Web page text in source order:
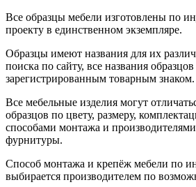
Все образцы мебели изготовлены по
проекту в единственном экземпляре.
Образцы имеют названия для их
поиска по сайту, все названия
зарегистрированным товарным знаком.
Все мебельные изделия могут
образцов по цвету, размеру,
способами монтажа и
фурнитуры.
Способ монтажа и крепёж мебели по
выбирается производителем по